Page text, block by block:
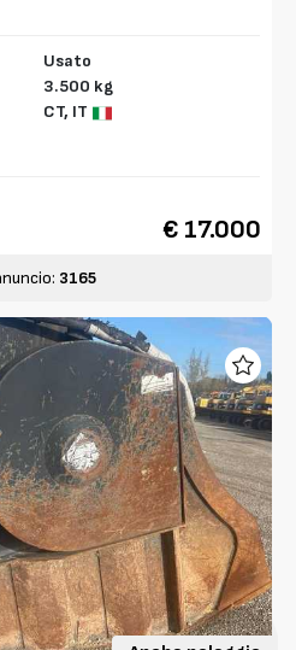
Usato
3.500 kg
CT, IT
€ 17.000
3165